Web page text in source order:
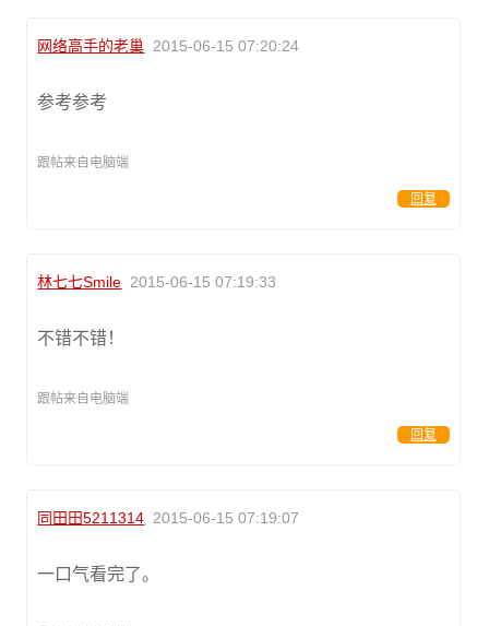
网络高手的老巢 2015-06-15 07:20:24
参考参考
跟帖来自电脑端
回复
林七七Smile 2015-06-15 07:19:33
不错不错！
跟帖来自电脑端
回复
同田田5211314 2015-06-15 07:19:07
一口气看完了。